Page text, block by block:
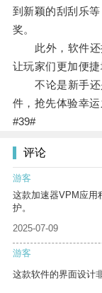
到新颖的刮刮乐
奖。
此外，软件还
让玩家们更加便捷
不论是新手还
件，抢先体验幸
#39#
评论
游客
这款加速器VPM应用
护。
2025-07-09
游客
这款软件的界面设计